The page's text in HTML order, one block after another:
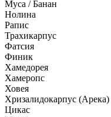
Муса / Банан
Нолина
Рапис
Трахикарпус
Фатсия
Финик
Хамедорея
Хамеропс
Ховея
Хризалидокарпус (Арека)
Цикас